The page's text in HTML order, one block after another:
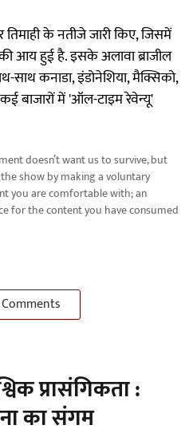
के नतीजे जारी किए, जिसमें
आय हुई है. इसके अलावा ब्राजील
साथ कनाडा, इंडोनेशिया, मैक्सिको,
बाजारों में 'ऑल-टाइम रेवेन्यू'
doesn’t want us to survive, but
show by making a voluntary
you are comfortable with; an
for the content you have consumed
प्रासंगिकता :
का संगम